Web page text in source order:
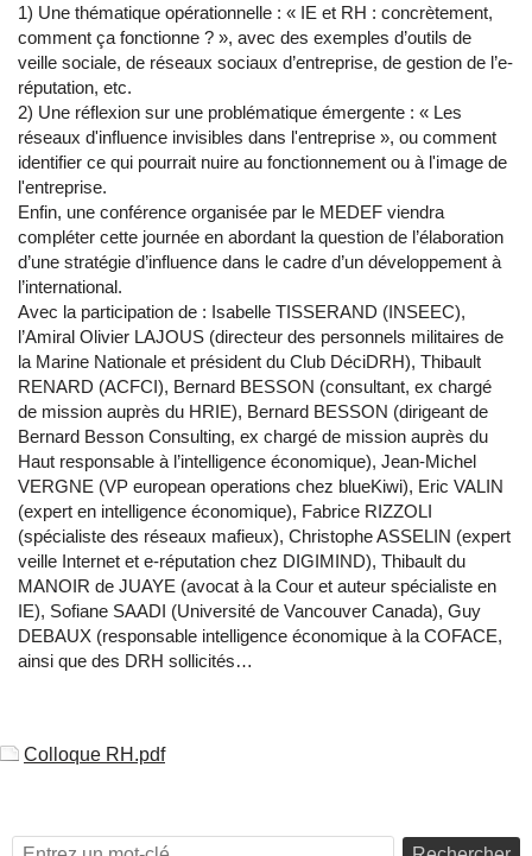
1) Une thématique opérationnelle : « IE et RH : concrètement,
comment ça fonctionne ? », avec des exemples d’outils de
veille sociale, de réseaux sociaux d’entreprise, de gestion de l’e-
réputation, etc.
2) Une réflexion sur une problématique émergente : « Les
réseaux d'influence invisibles dans l'entreprise », ou comment
identifier ce qui pourrait nuire au fonctionnement ou à l'image de
l'entreprise.
Enfin, une conférence organisée par le MEDEF viendra
compléter cette journée en abordant la question de l’élaboration
d’une stratégie d’influence dans le cadre d’un développement à
l’international.
Avec la participation de : Isabelle TISSERAND (INSEEC),
l’Amiral Olivier LAJOUS (directeur des personnels militaires de
la Marine Nationale et président du Club DéciDRH), Thibault
RENARD (ACFCI), Bernard BESSON (consultant, ex chargé
de mission auprès du HRIE), Bernard BESSON (dirigeant de
Bernard Besson Consulting, ex chargé de mission auprès du
Haut responsable à l’intelligence économique), Jean-Michel
VERGNE (VP european operations chez blueKiwi), Eric VALIN
(expert en intelligence économique), Fabrice RIZZOLI
(spécialiste des réseaux mafieux), Christophe ASSELIN (expert
veille Internet et e-réputation chez DIGIMIND), Thibault du
MANOIR de JUAYE (avocat à la Cour et auteur spécialiste en
IE), Sofiane SAADI (Université de Vancouver Canada), Guy
DEBAUX (responsable intelligence économique à la COFACE,
ainsi que des DRH sollicités…
Colloque RH.pdf